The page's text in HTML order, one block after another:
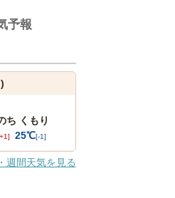
予報
ち くもり
25℃[-1]
週間天気を見る